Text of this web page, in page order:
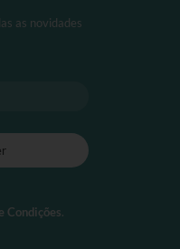
as novidades
Condições.